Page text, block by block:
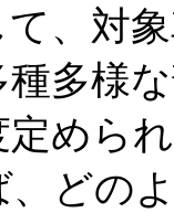
、対
多様
めら
どの